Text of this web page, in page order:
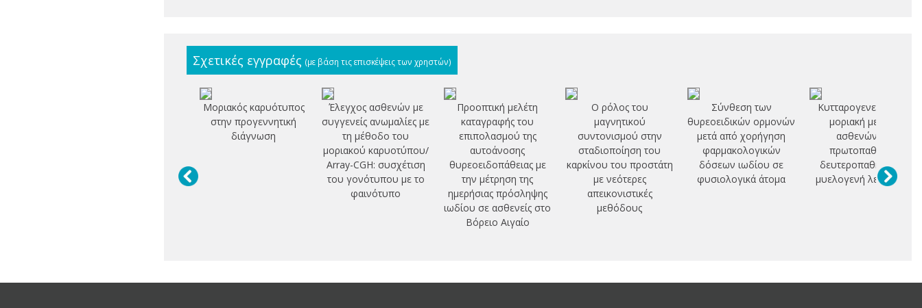
Σχετικές εγγραφές (με βάση τις επισκέψεις των χρηστών)
Μοριακός καρυότυπος
στην προγεννητική
διάγνωση
Έλεγχος ασθενών με
συγγενείς ανωμαλίες με
τη μέθοδο του
μοριακού καρυοτύπου/
Array-CGH: συσχέτιση
του γονότυπου με το
φαινότυπο
Προοπτική μελέτη
καταγραφής του
επιπολασμού της
αυτοάνοσης
θυρεοειδοπάθειας με
την μέτρηση της
ημερήσιας πρόσληψης
ιωδίου σε ασθενείς στο
Βόρειο Αιγαίο
Ο ρόλος του
μαγνητικού
συντονισμού στην
σταδιοποίηση του
καρκίνου του προστάτη
με νεότερες
απεικονιστικές
μεθόδους
Σύνθεση των
θυρεοειδικών ορμονών
μετά από χορήγηση
φαρμακολογικών
δόσεων ιωδίου σε
φυσιολογικά άτομα
Κυτταρογενετική και
μοριακή μελέτη
ασθενών με
πρωτοπαθή και
δευτεροπαθή οξεία
μυελογενή λευχαιμία